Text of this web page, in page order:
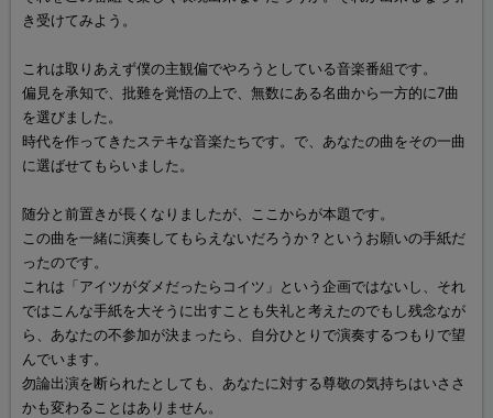
き受けてみよう。
これは取りあえず僕の主観偏でやろうとしている音楽番組です。
偏見を承知で、批難を覚悟の上で、無数にある名曲から一方的に7曲
を選びました。
時代を作ってきたステキな音楽たちです。で、あなたの曲をその一曲
に選ばせてもらいました。
随分と前置きが長くなりましたが、ここからが本題です。
この曲を一緒に演奏してもらえないだろうか？というお願いの手紙だ
ったのです。
これは「アイツがダメだったらコイツ」という企画ではないし、それ
ではこんな手紙を大そうに出すことも失礼と考えたのでもし残念なが
ら、あなたの不参加が決まったら、自分ひとりで演奏するつもりで望
んでいます。
勿論出演を断られたとしても、あなたに対する尊敬の気持ちはいささ
かも変わることはありません。